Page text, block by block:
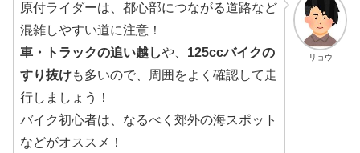
リョウ
原付ライダーは、都心部につながる道路など
混雑しやすい道に注意！
車・トラックの追い越しや、 125ccバイクの
すり抜けも多いので、周囲をよく確認して走
行しましょう！
バイク初心者は、なるべく郊外の海スポット
などがオススメ！